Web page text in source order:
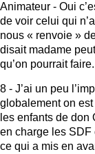
Animateur - Oui
de voir celui qui
nous « renvoie »
disait madame
qu’on pourrait faire.
8 - J’ai un peu
globalement on
les enfants de
en charge les
ce qui a mis en